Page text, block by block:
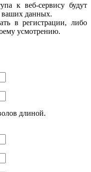
к веб-сервису будут
ваших данных.
в регистрации, либо
усмотрению.
длиной.